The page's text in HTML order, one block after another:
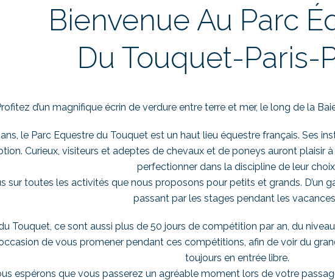
Bienvenue Au Parc
Du Touquet-Paris-
d’un magnifique écrin de verdure entre terre et mer, le long de la
le Parc Equestre du Touquet est un haut lieu équestre français. Ses
Curieux, visiteurs et adeptes de chevaux et de poneys auront plaisir
perfectionner dans la discipline de leur
sur toutes les activités que nous proposons pour petits et grands. D’un
passant par les stages pendant les
Touquet, ce sont aussi plus de 50 jours de compétition par an, du
de vous promener pendant ces compétitions, afin de voir du
toujours en entrée libre.
espérons que vous passerez un agréable moment lors de votre